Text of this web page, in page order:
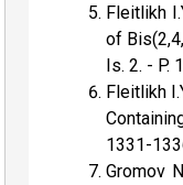
Fleitlikh
of
Is. 2. - P.
Fleitlikh
1331-
Gromov